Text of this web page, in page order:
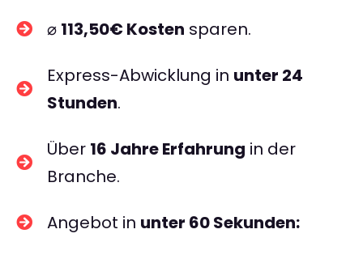
⌀ 113,50€ Kosten sparen.
Express-Abwicklung in unter 24
Stunden.
Über 16 Jahre Erfahrung in der
Branche.
Angebot in unter 60 Sekunden: